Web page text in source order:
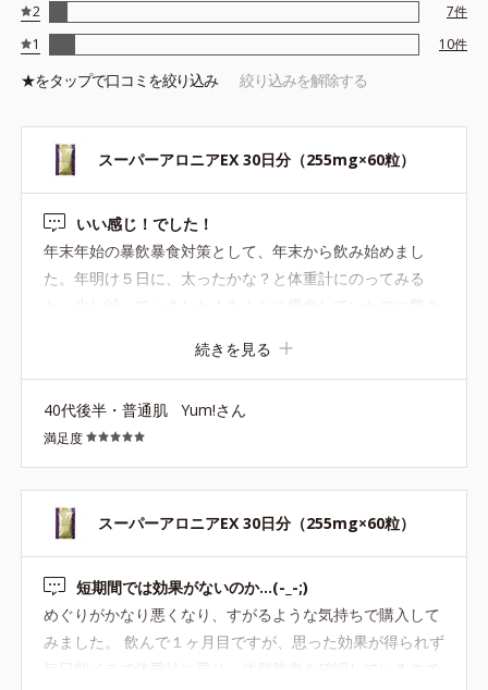
2
7件
1
10件
★をタップで口コミを絞り込み 絞り込みを解除する
スーパーアロニアEX 30日分（255mg×60粒）
いい感じ！でした！
年末年始の暴飲暴食対策として、年末から飲み始めまし
た。年明け５日に、太ったかな？と体重計にのってみる
と、少し減っていました！あんなに爆食していたのに驚き
続きを見る
40代後半・普通肌 Yum!さん
満足度
スーパーアロニアEX 30日分（255mg×60粒）
短期間では効果がないのか…(-_-;)
めぐりがかなり悪くなり、すがるような気持ちで購入して
みました。 飲んで１ヶ月目ですが、思った効果が得られず